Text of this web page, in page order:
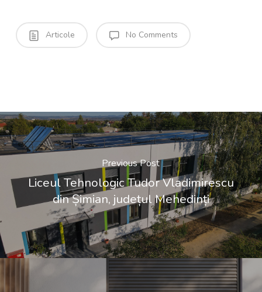
Articole No Comments
Previous Post
Liceul Tehnologic Tudor Vladimirescu
din Șimian, județul Mehedinți